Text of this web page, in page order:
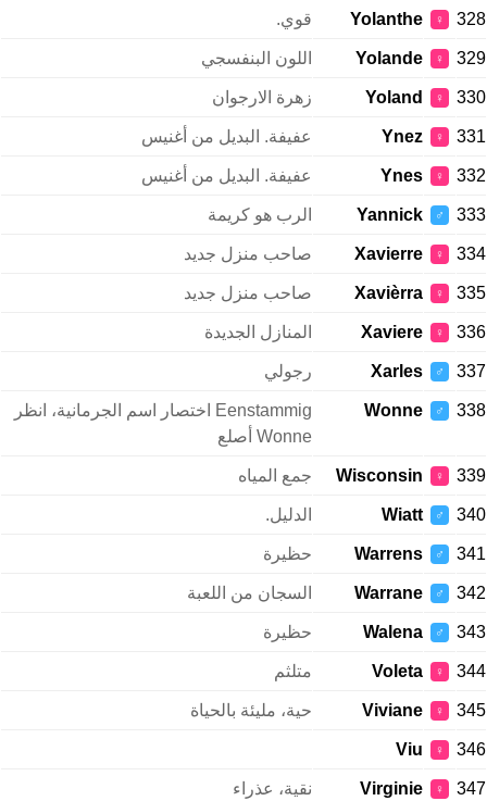
328
♀
Yolanthe قوي.
329
♀
Yolande اللون البنفسجي
330
♀
Yoland زهرة الارجوان
331
♀
Ynez عفيفة. البديل من أغنيس
332
♀
Ynes عفيفة. البديل من أغنيس
333
♂
Yannick الرب هو كريمة
334
♀
Xavierre صاحب منزل جديد
335
♀
Xavièrra صاحب منزل جديد
336
♀
Xaviere المنازل الجديدة
337
♂
Xarles رجولي
338
♂
Wonne
Eenstammig اختصار اسم الجرمانية، انظر
Wonne أصلع
339
♀
Wisconsin جمع المياه
340
♂
Wiatt الدليل.
341
♂
Warrens حظيرة
342
♂
Warrane السجان من اللعبة
343
♂
Walena حظيرة
344
♀
Voleta متلثم
345
♀
Viviane حية، مليئة بالحياة
346
♀
Viu
347
♀
Virginie نقية، عذراء